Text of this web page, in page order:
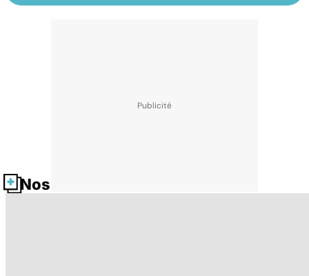
Nos fiches santé